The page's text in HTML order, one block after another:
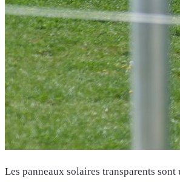
Les panneaux solaires transparents sont